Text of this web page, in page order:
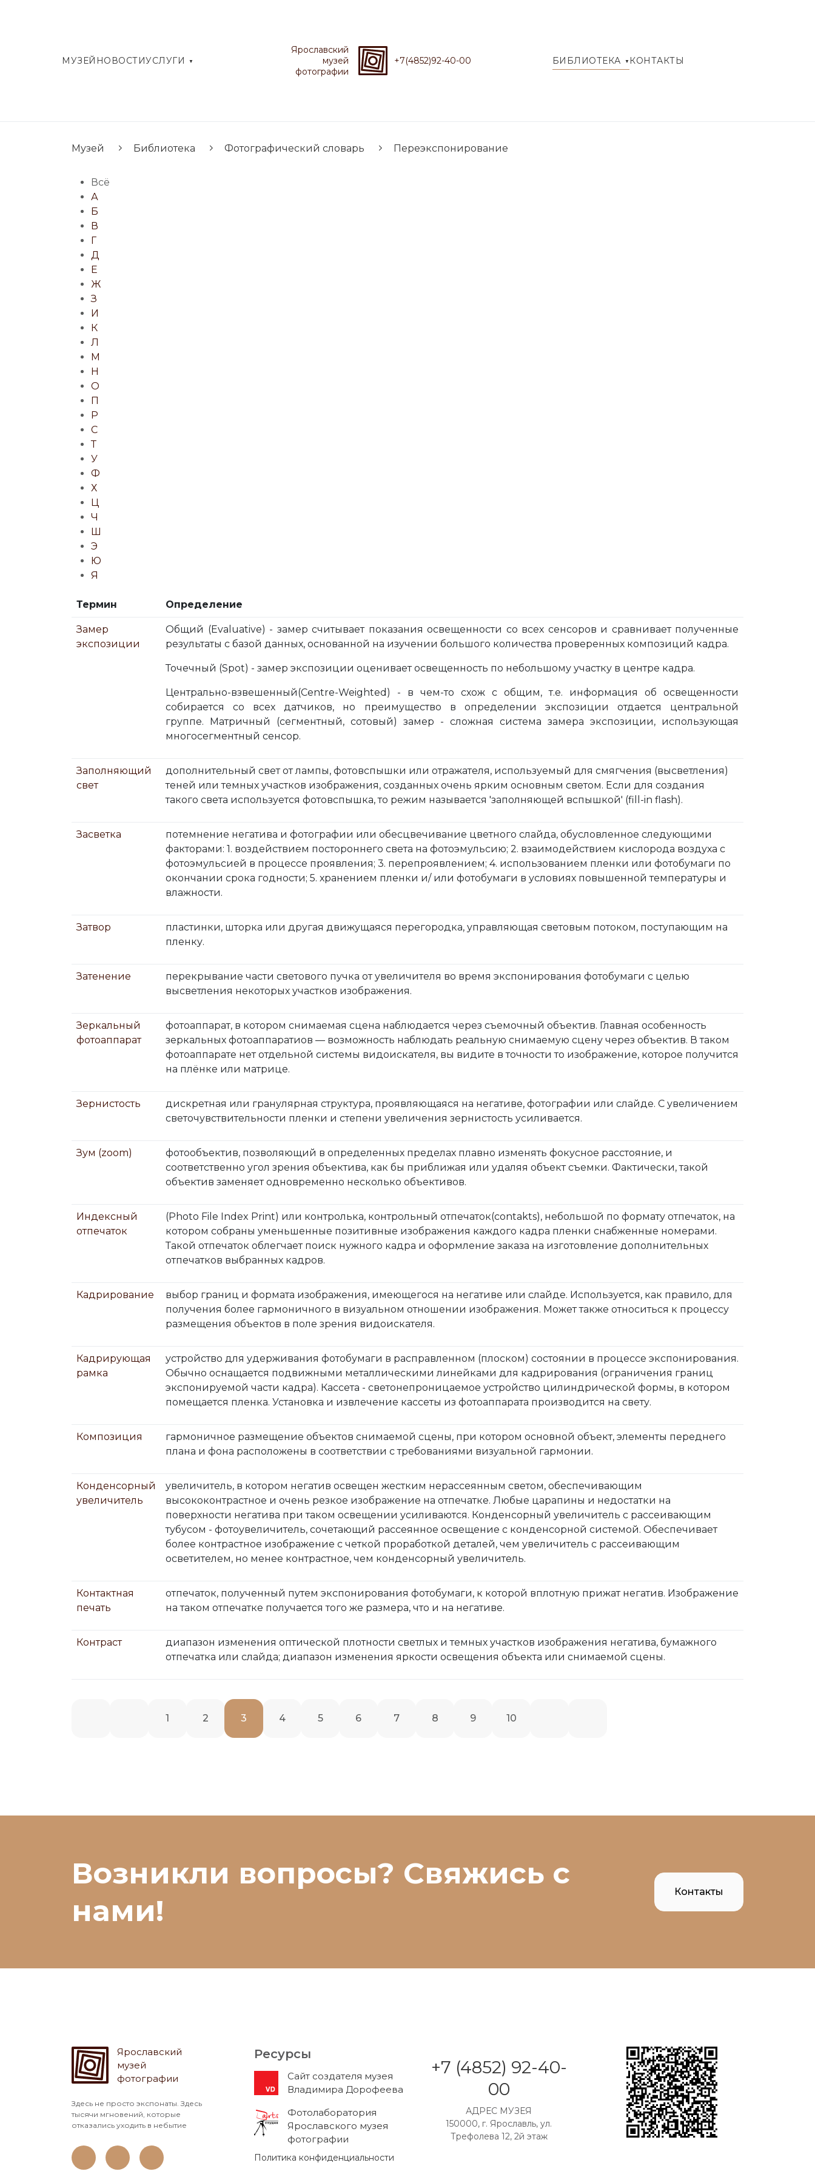
МУЗЕЙ НОВОСТИУСЛУГИ
Ярославский
музей
фотографии
+7(4852)92-40-00 БИБЛИОТЕКА КОНТАКТЫ
Музей Библиотека Фотографический словарь Переэкспонирование
Всё
А
Б
В
Г
Д
Е
Ж
З
И
К
Л
М
Н
О
П
Р
С
Т
У
Ф
Х
Ц
Ч
Ш
Э
Ю
Я
Термин Определение
Замер
экспозиции
Общий (Evaluative) - замер считывает показания освещенности со всех сенсоров и сравнивает полученные
результаты с базой данных, основанной на изучении большого количества проверенных композиций кадра.
Точечный (Spot) - замер экспозиции оценивает освещенность по небольшому участку в центре кадра.
Центрально-взвешенный(Centre-Weighted) - в чем-то схож с общим, т.е. информация об освещенности
собирается со всех датчиков, но преимущество в определении экспозиции отдается центральной
группе. Матричный (сегментный, сотовый) замер - сложная система замера экспозиции, использующая
многосегментный сенсор.
Заполняющий
свет
дополнительный свет от лампы, фотовспышки или отражателя, используемый для смягчения (высветления)
теней или темных участков изображения, созданных очень ярким основным светом. Если для создания
такого света используется фотовспышка, то режим называется 'заполняющей вспышкой' (fill-in flash).
Засветка
потемнение негатива и фотографии или обесцвечивание цветного слайда, обусловленное следующими
факторами: 1. воздействием постороннего света на фотоэмульсию; 2. взаимодействием кислорода воздуха с
фотоэмульсией в процессе проявления; 3. перепроявлением; 4. использованием пленки или фотобумаги по
окончании срока годности; 5. хранением пленки и/ или фотобумаги в условиях повышенной температуры и
влажности.
Затвор
пластинки, шторка или другая движущаяся перегородка, управляющая световым потоком, поступающим на
пленку.
Затенение
перекрывание части светового пучка от увеличителя во время экспонирования фотобумаги с целью
высветления некоторых участков изображения.
Зеркальный
фотоаппарат
фотоаппарат, в котором снимаемая сцена наблюдается через съемочный объектив. Главная особенность
зеркальных фотоаппаратиов — возможность наблюдать реальную снимаемую сцену через объектив. В таком
фотоаппарате нет отдельной системы видоискателя, вы видите в точности то изображение, которое получится
на плёнке или матрице.
Зернистость
дискретная или гранулярная структура, проявляющаяся на негативе, фотографии или слайде. С увеличением
светочувствительности пленки и степени увеличения зернистость усиливается.
Зум (zoom)
фотообъектив, позволяющий в определенных пределах плавно изменять фокусное расстояние, и
соответственно угол зрения объектива, как бы приближая или удаляя объект съемки. Фактически, такой
объектив заменяет одновременно несколько объективов.
Индексный
отпечаток
(Photo File Index Print) или контролька, контрольный отпечаток(contakts), небольшой по формату отпечаток, на
котором собраны уменьшенные позитивные изображения каждого кадра пленки снабженные номерами.
Такой отпечаток облегчает поиск нужного кадра и оформление заказа на изготовление дополнительных
отпечатков выбранных кадров.
Кадрирование
выбор границ и формата изображения, имеющегося на негативе или слайде. Используется, как правило, для
получения более гармоничного в визуальном отношении изображения. Может также относиться к процессу
размещения объектов в поле зрения видоискателя.
Кадрирующая
рамка
устройство для удерживания фотобумаги в расправленном (плоском) состоянии в процессе экспонирования.
Обычно оснащается подвижными металлическими линейками для кадрирования (ограничения границ
экспонируемой части кадра). Кассета - светонепроницаемое устройство цилиндрической формы, в котором
помещается пленка. Установка и извлечение кассеты из фотоаппарата производится на свету.
Композиция
гармоничное размещение объектов снимаемой сцены, при котором основной объект, элементы переднего
плана и фона расположены в соответствии с требованиями визуальной гармонии.
Конденсорный
увеличитель
увеличитель, в котором негатив освещен жестким нерассеянным светом, обеспечивающим
высококонтрастное и очень резкое изображение на отпечатке. Любые царапины и недостатки на
поверхности негатива при таком освещении усиливаются. Конденсорный увеличитель с рассеивающим
тубусом - фотоувеличитель, сочетающий рассеянное освещение с конденсорной системой. Обеспечивает
более контрастное изображение с четкой проработкой деталей, чем увеличитель с рассеивающим
осветителем, но менее контрастное, чем конденсорный увеличитель.
Контактная
печать
отпечаток, полученный путем экспонирования фотобумаги, к которой вплотную прижат негатив. Изображение
на таком отпечатке получается того же размера, что и на негативе.
Контраст
диапазон изменения оптической плотности светлых и темных участков изображения негатива, бумажного
отпечатка или слайда; диапазон изменения яркости освещения объекта или снимаемой сцены.
1 2 3 4 5 6 7 8 9 10
Возникли вопросы? Свяжись с
нами!
Контакты
Ярославский
музей
фотографии
Здесь не просто экспонаты. Здесь
тысячи мгновений, которые
отказались уходить в небытие
Ресурсы
Cайт создателя музея
Владимира Дорофеева
Фотолаборатория
Ярославского музея
фотографии
Политика конфиденциальности
+7 (4852) 92-40-
00
АДРЕС МУЗЕЯ
150000, г. Ярославль, ул.
Трефолева 12, 2й этаж